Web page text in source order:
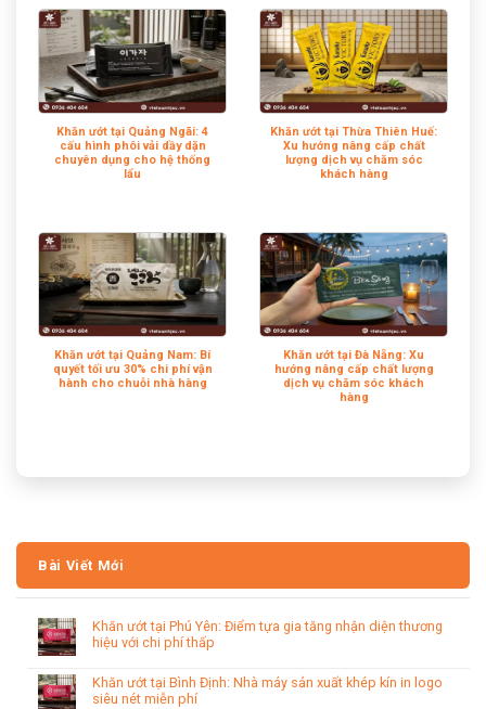
Khăn ướt tại Quảng Ngãi: 4
cấu hình phôi vải dầy dặn
chuyên dụng cho hệ thống
lẩu
Khăn ướt tại Thừa Thiên Huế:
Xu hướng nâng cấp chất
lượng dịch vụ chăm sóc
khách hàng
Khăn ướt tại Quảng Nam: Bí
quyết tối ưu 30% chi phí vận
hành cho chuỗi nhà hàng
Khăn ướt tại Đà Nẵng: Xu
hướng nâng cấp chất lượng
dịch vụ chăm sóc khách
hàng
Bài Viết Mới
Khăn ướt tại Phú Yên: Điểm tựa gia tăng nhận diện thương
hiệu với chi phí thấp
Khăn ướt tại Bình Định: Nhà máy sản xuất khép kín in logo
siêu nét miễn phí